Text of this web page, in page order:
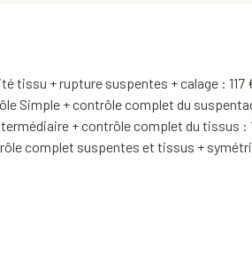
tissu + rupture suspentes + calage : 117
Simple + contrôle complet du
+ contrôle complet du tissus :
complet suspentes et tissus +